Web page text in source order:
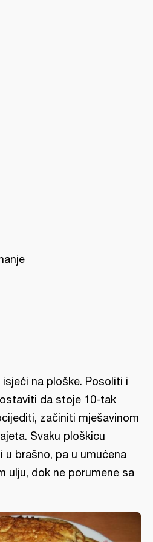
na ploške. Posoliti i
da stoje 10-tak
začiniti mješavinom
Svaku ploškicu
u brašno, pa u umućena
ulju, dok ne porumene sa